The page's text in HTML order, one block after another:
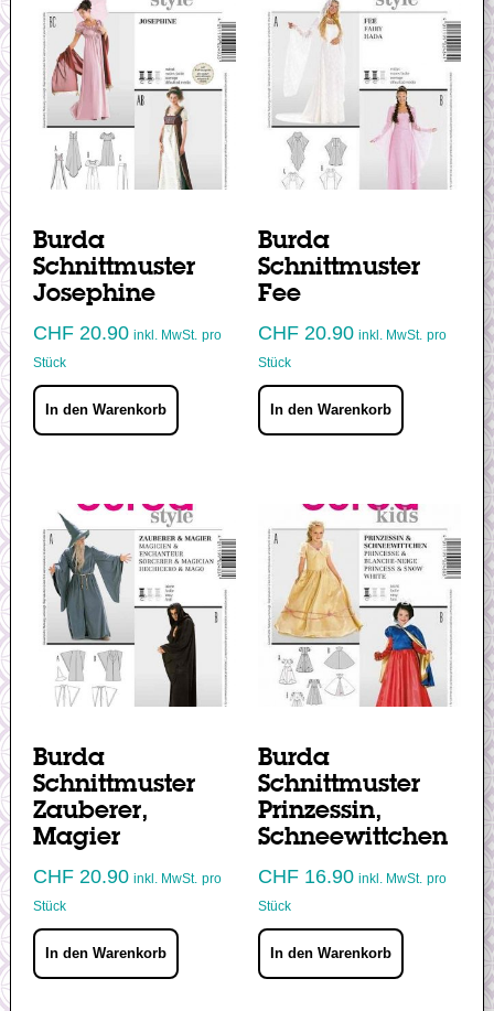
Burda
Schnittmuster
Josephine
CHF20.90 inkl. MwSt. pro
Stück
In den Warenkorb
Burda
Schnittmuster
Fee
CHF20.90 inkl. MwSt. pro
Stück
In den Warenkorb
Burda
Schnittmuster
Zauberer,
Magier
CHF20.90 inkl. MwSt. pro
Stück
In den Warenkorb
Burda
Schnittmuster
Prinzessin,
Schneewittchen
CHF16.90 inkl. MwSt. pro
Stück
In den Warenkorb